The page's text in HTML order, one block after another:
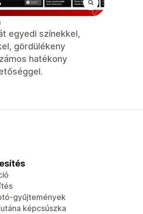
egyedi színekkel,
gördülékeny
hatékony
gyűjtemények
képcsúszka